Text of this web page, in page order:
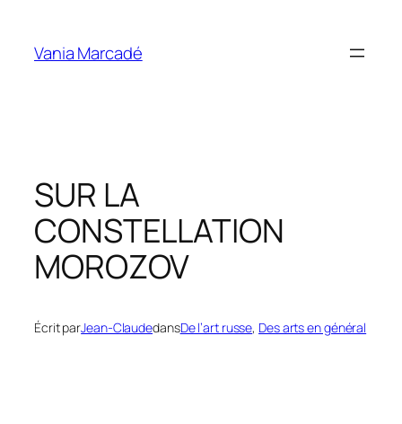
contenu
Vania Marcadé
SUR LA
CONSTELLATION
MOROZOV
Écrit parJean-ClaudedansDe l’art russe, Des arts en général